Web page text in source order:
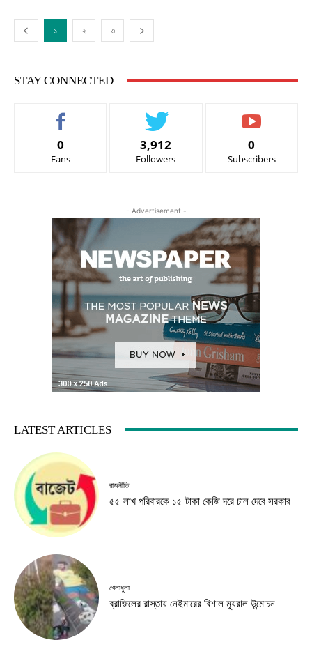
১ ২ ৩
STAY CONNECTED
0
Fans
3,912
Followers
0
Subscribers
- Advertisement -
LATEST ARTICLES
রাজনীতি
৫৫ লাখ পরিবারকে ১৫ টাকা কেজি দরে চাল দেবে সরকার
খেলাধুলা
ব্রাজিলের রাস্তায় নেইমারের বিশাল ম্যুরাল উন্মোচন